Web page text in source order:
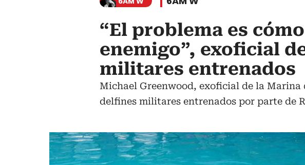
“El problema es
enemigo”, exoficial
militares entrenados
Michael Greenwood, exoficial de la Marina
delfines militares entrenados por parte de